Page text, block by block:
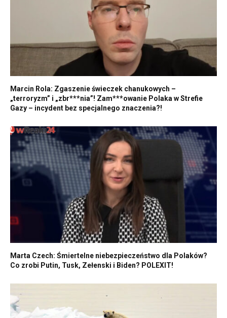
Marcin Rola: Zgaszenie świeczek chanukowych –
„terroryzm” i „zbr***nia”! Zam***owanie Polaka w Strefie
Gazy – incydent bez specjalnego znaczenia?!
Marta Czech: Śmiertelne niebezpieczeństwo dla Polaków?
Co zrobi Putin, Tusk, Zełenski i Biden? POLEXIT!